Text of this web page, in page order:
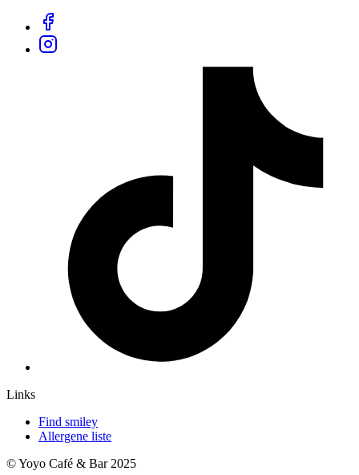
Links
Find smiley
Allergene liste
© Yoyo Café & Bar 2025